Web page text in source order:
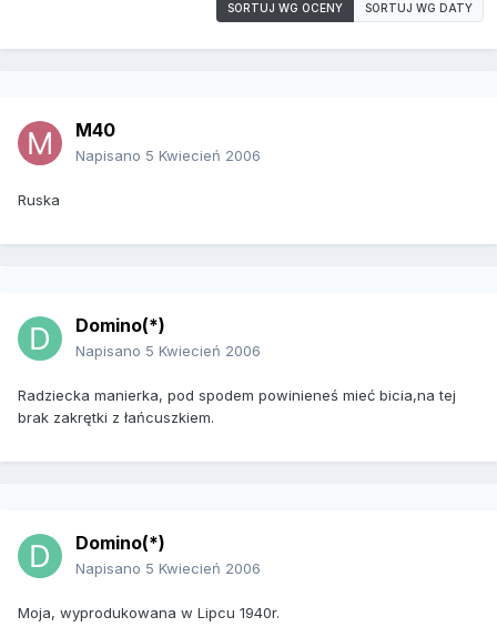
SORTUJ WG OCENY SORTUJ WG DATY
M40
Napisano 5 Kwiecień 2006
Ruska
Domino(*)
Napisano 5 Kwiecień 2006
Radziecka manierka, pod spodem powinieneś mieć bicia,na tej
brak zakrętki z łańcuszkiem.
Domino(*)
Napisano 5 Kwiecień 2006
Moja, wyprodukowana w Lipcu 1940r.